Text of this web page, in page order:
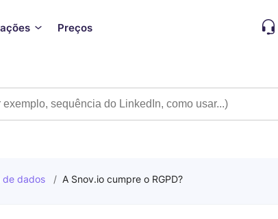
Preços
de dados / A Snov.io cumpre o RGPD?